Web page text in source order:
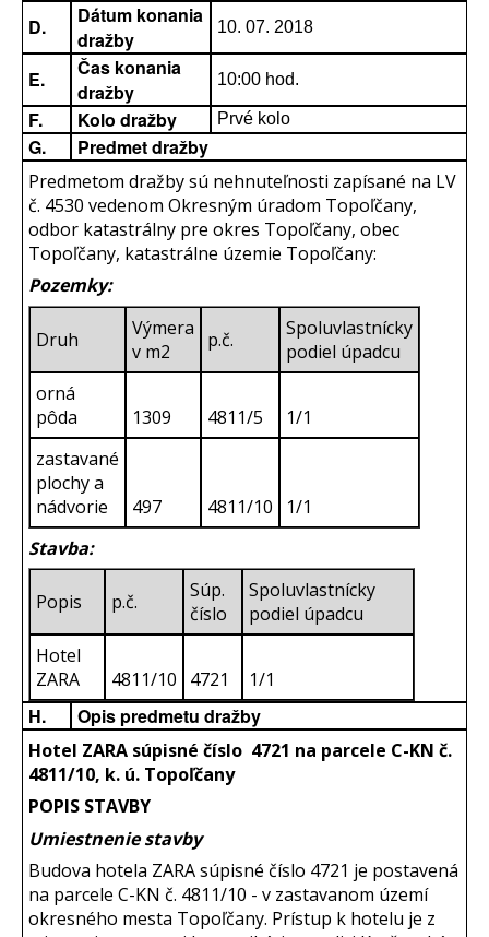
D.
Dátum konania
dražby
10. 07. 2018
E.
Čas konania
dražby
10:00 hod.
F. Kolo dražby Prvé kolo
G. Predmet dražby
Predmetom dražby sú nehnuteľnosti zapísané na LV
č. 4530 vedenom Okresným úradom Topoľčany,
odbor katastrálny pre okres Topoľčany, obec
Topoľčany, katastrálne územie Topoľčany:
Pozemky:
Druh
Výmera
v m2
p.č.
Spoluvlastnícky
podiel úpadcu
orná
pôda
1309 4811/5
1/1
zastavané
plochy a
nádvorie
497 4811/10
1/1
Stavba:
Popis p.č.
Súp.
číslo
Spoluvlastnícky
podiel úpadcu
Hotel
ZARA
4811/10 4721 1/1
H. Opis predmetu dražby
Hotel ZARA súpisné číslo 4721 na parcele C-KN č.
4811/10, k. ú. Topoľčany
POPIS STAVBY
Umiestnenie stavby
Budova hotela ZARA súpisné číslo 4721 je postavená
na parcele C-KN č. 4811/10 - v zastavanom území
okresného mesta Topoľčany. Prístup k hotelu je z